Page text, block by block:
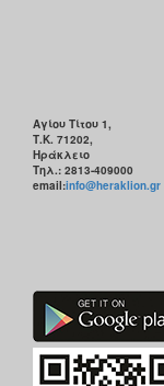
Αγίου Τίτου 1,
Τ.Κ. 71202,
Ηράκλειο
Τηλ.: 2813-409000
email:info@heraklion.gr